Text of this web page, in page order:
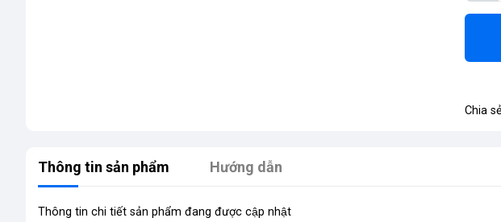
Chia
Thông tin sản phẩm Hướng dẫn
Thông tin chi tiết sản phẩm đang được cập nhật